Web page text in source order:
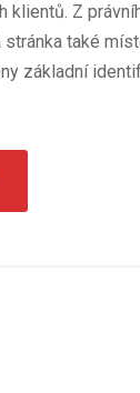
klientů. Z
také
základní